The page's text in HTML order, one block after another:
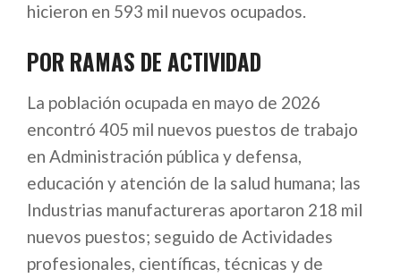
hicieron en 593 mil nuevos ocupados.
POR RAMAS DE ACTI​​VIDAD
La población ocupada en mayo de 2026
encontró 405 mil nuevos puestos de trabajo
en Administración pública y defensa,
educación y atención de la salud humana; las
Industrias manufactureras aportaron 218 mil
nuevos puestos; seguido de Actividades
profesionales, científicas, técnicas y de